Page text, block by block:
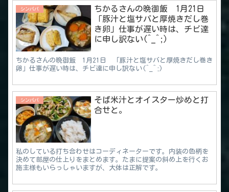
シンパパ
ちかるさんの晩御飯 1月21日
「豚汁と塩サバと厚焼きだし巻
き卵」仕事が遅い時は、チビ達
に申し訳ない(^_^;)
ちかるさんの晩御飯 1月21日 「豚汁と塩サバと厚焼きだし巻き
卵」仕事が遅い時は、チビ達に申し訳ない(^_^;)
シンパパ
そば米汁とオイスター炒めと打
合せと。
私のしている打ち合わせはコーディネーターです。内装の色柄を
決めて部屋の仕上りをまとめます。たまに提案の斜め上を行くお
施主様もいらっしゃいますが、大体は正解です。